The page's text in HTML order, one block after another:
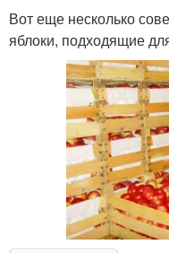
Вот еще несколько
яблоки, подходящие